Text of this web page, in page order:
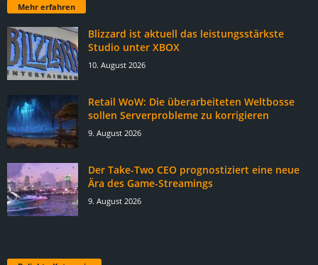
Mehr erfahren
Blizzard ist aktuell das leistungsstärkste
Studio unter XBOX
10. August 2026
Retail WoW: Die überarbeiteten Weltbosse
sollen Serverprobleme zu korrigieren
9. August 2026
Der Take-Two CEO prognostiziert eine neue
Ära des Game-Streamings
9. August 2026